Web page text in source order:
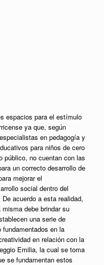
espacios para el estímulo
ya que, según
en pedagogía y
para niños de cero
público, no cuentan con las
un correcto desarrollo de
mejorar el
social dentro del
acuerdo a esta realidad,
debe brindar su
una serie de
en la
en relación con la
Emilia, la cual se toma
se fundamentan estos